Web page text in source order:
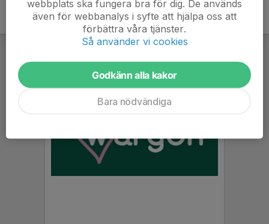
webbplats ska fungera bra för dig. De används
även för webbanalys i syfte att hjälpa oss att
förbättra våra tjänster.
Så använder vi cookies
Godkänn alla kakor
Bara nödvändiga